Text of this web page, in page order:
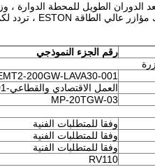
الطويل للمحطة الدوارة ،
رقم الجزء النموذجي
200GW-LAVA30-001
العمل الاقتصادي والقطاعي-5000c-01
MP-20TGW-03
وفقا للمتطلبات الفنية
وفقا للمتطلبات الفنية
وفقا للمتطلبات الفنية
RV110